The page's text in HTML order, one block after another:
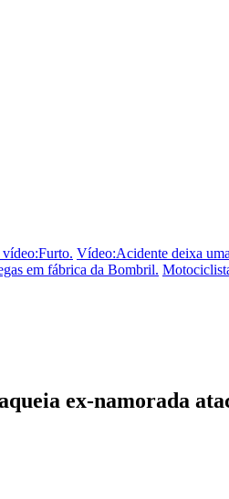
vídeo:Furto. Vídeo:Acidente deixa
em fábrica da Bombril.
ex-namorada